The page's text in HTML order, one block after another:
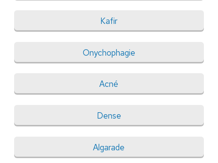
Kafir
Onychophagie
Acné
Dense
Algarade